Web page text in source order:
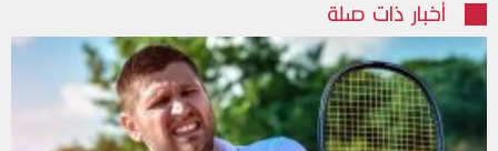
أخبار ذات صلة